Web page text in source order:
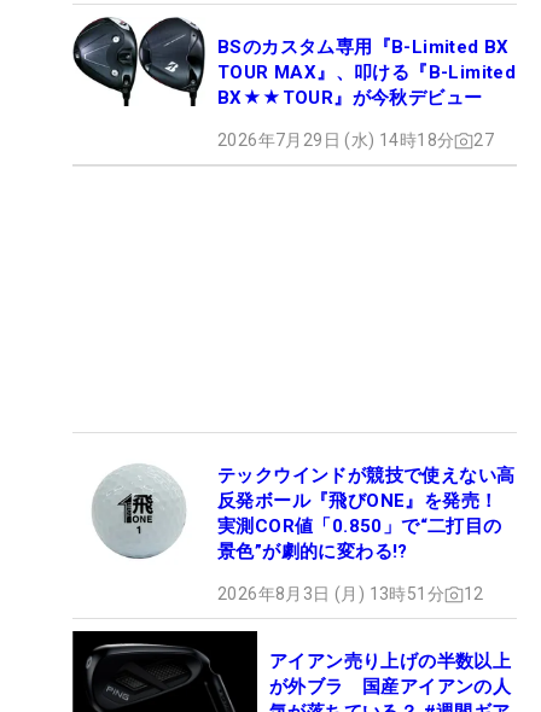
BSのカスタム専用『B-Limited BX
TOUR MAX』、叩ける『B-Limited
BX★★TOUR』が今秋デビュー
2026年7月29日 (水) 14時18分 27
テックウインドが競技で使えない高
反発ボール『飛びONE』を発売！
実測COR値「0.850」で“二打目の
景色”が劇的に変わる!?
2026年8月3日 (月) 13時51分 12
アイアン売り上げの半数以上
が外ブラ 国産アイアンの人